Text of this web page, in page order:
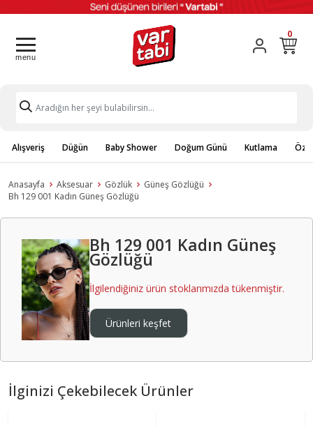
0
Alışveriş Düğün Baby Shower Doğum Günü Kutlama
Anasayfa Aksesuar Gözlük
Güneş Gözlüğü
Bh 129 001 Kadın Güneş Gözlüğü
Bh 129 001 Kadın Güneş
Gözlüğü
İlgilendiğiniz ürün stoklarımızda tükenmiştir.
Ürünleri keşfet
İlginizi Çekebilecek Ürünler